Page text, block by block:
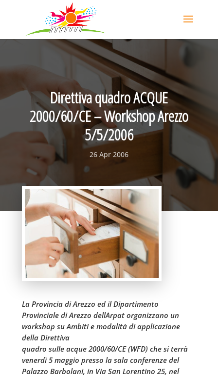
Direttiva quadro ACQUE
2000/60/CE – Workshop Arezzo
5/5/2006
26 Apr 2006
La Provincia di Arezzo ed il Dipartimento
Provinciale di Arezzo dellArpat organizzano un
workshop su Ambiti e modalità di applicazione
della Direttiva
quadro sulle acque 2000/60/CE (WFD) che si terrà
venerdì 5 maggio presso la sala conferenze del
Palazzo Barbolani, in Via San Lorentino 25, nel